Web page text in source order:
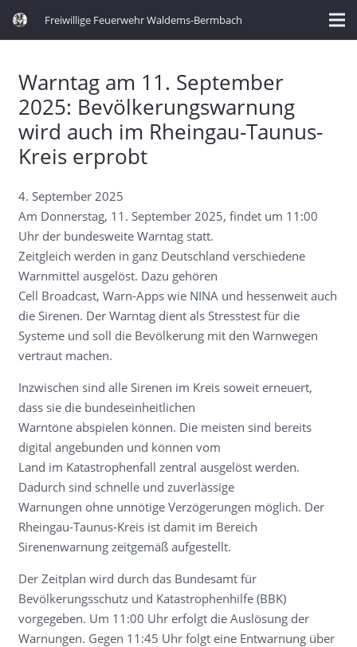
Freiwillige Feuerwehr Waldems-Bermbach
Warntag am 11. September
2025: Bevölkerungswarnung
wird auch im Rheingau-Taunus-
Kreis erprobt
4. September 2025
Am Donnerstag, 11. September 2025, findet um 11:00
Uhr der bundesweite Warntag statt.
Zeitgleich werden in ganz Deutschland verschiedene
Warnmittel ausgelöst. Dazu gehören
Cell Broadcast, Warn-Apps wie NINA und hessenweit auch
die Sirenen. Der Warntag dient als Stresstest für die
Systeme und soll die Bevölkerung mit den Warnwegen
vertraut machen.
Inzwischen sind alle Sirenen im Kreis soweit erneuert,
dass sie die bundeseinheitlichen
Warntöne abspielen können. Die meisten sind bereits
digital angebunden und können vom
Land im Katastrophenfall zentral ausgelöst werden.
Dadurch sind schnelle und zuverlässige
Warnungen ohne unnötige Verzögerungen möglich. Der
Rheingau-Taunus-Kreis ist damit im Bereich
Sirenenwarnung zeitgemäß aufgestellt.
Der Zeitplan wird durch das Bundesamt für
Bevölkerungsschutz und Katastrophenhilfe (BBK)
vorgegeben. Um 11:00 Uhr erfolgt die Auslösung der
Warnungen. Gegen 11:45 Uhr folgt eine Entwarnung über